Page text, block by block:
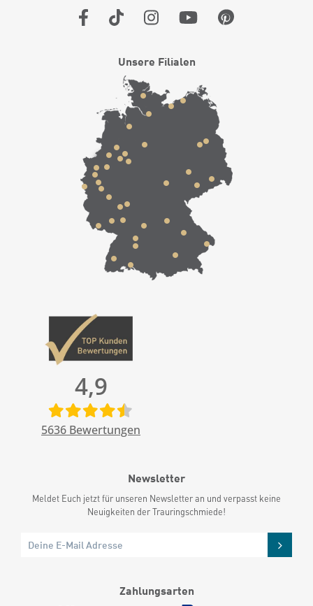
Unsere Filialen
4,9
5636 Bewertungen
Newsletter
Meldet Euch jetzt für unseren Newsletter an und verpasst keine
Neuigkeiten der Trauringschmiede!
Zahlungsarten